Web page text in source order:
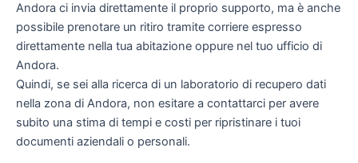
Andora ci invia direttamente il proprio supporto, ma è anche
possibile prenotare un ritiro tramite corriere espresso
direttamente nella tua abitazione oppure nel tuo ufficio di
Andora.
Quindi, se sei alla ricerca di un laboratorio di recupero dati
nella zona di Andora, non esitare a contattarci per avere
subito una stima di tempi e costi per ripristinare i tuoi
documenti aziendali o personali.